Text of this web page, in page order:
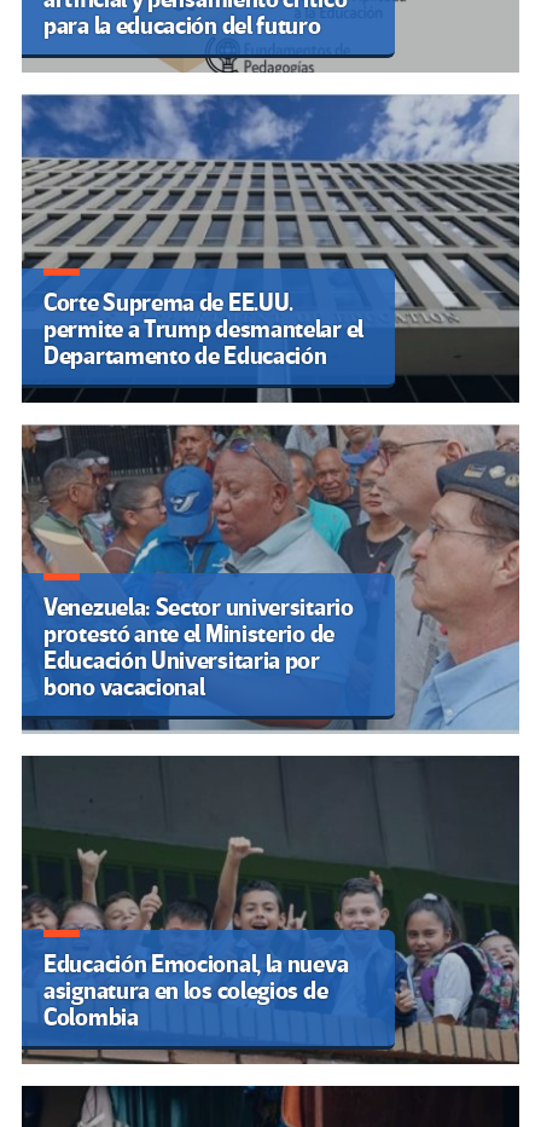
para la educación del futuro
Corte Suprema de EE.UU.
permite a Trump desmantelar el
Departamento de Educación
Venezuela: Sector universitario
protestó ante el Ministerio de
Educación Universitaria por
bono vacacional
Educación Emocional, la nueva
asignatura en los colegios de
Colombia